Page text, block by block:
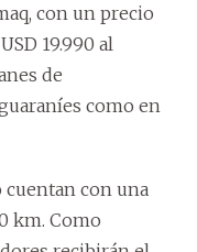
con un precio
19.990 al
de
como en
cuentan con una
km. Como